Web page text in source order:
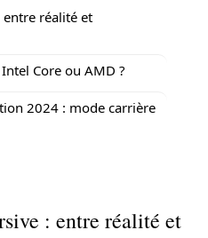
entre réalité et
Core ou AMD ?
2024 : mode carrière
: entre réalité et